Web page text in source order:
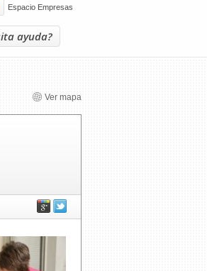
Espacio Empresas
ayuda?
Ver mapa